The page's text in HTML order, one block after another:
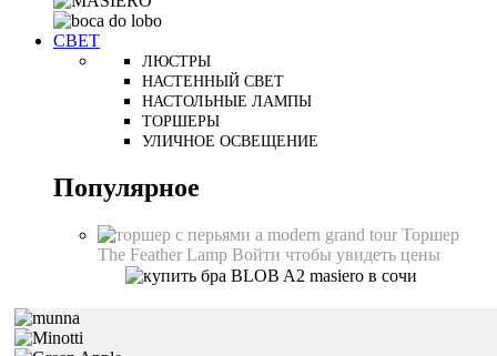
СВЕТ
ЛЮСТРЫ
НАСТЕННЫЙ СВЕТ
НАСТОЛЬНЫЕ ЛАМПЫ
ТОРШЕРЫ
УЛИЧНОЕ ОСВЕЩЕНИЕ
Популярное
Торшер
The Feather Lamp Войти чтобы увидеть цены